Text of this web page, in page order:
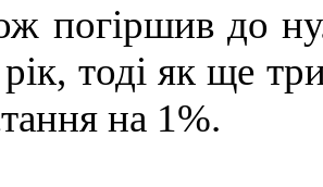
погіршив до
тоді як ще
на 1%.